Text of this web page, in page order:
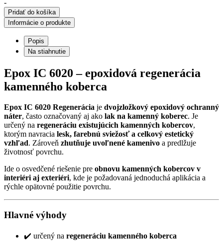
6020
spojivo
UV+
regeneráciu
kamenného
-
Pridať do košíka
Informácie o produkte
Popis
Na stiahnutie
Epox IC 6020 – epoxidová regenerácia
kamenného koberca
Epox IC 6020 Regenerácia je dvojzložkový epoxidový ochranný
náter, často označovaný aj ako lak na kamenný koberec. Je
určený na regeneráciu existujúcich kamenných kobercov,
ktorým navracia lesk, farebnú sviežosť a celkový estetický
vzhľad. Zároveň zhutňuje uvoľnené kamenivo a predlžuje
životnosť povrchu.
Ide o osvedčené riešenie pre obnovu kamenných kobercov v
interiéri aj exteriéri, kde je požadovaná jednoduchá aplikácia a
rýchle opätovné použitie povrchu.
Hlavné výhody
✔️ určený na regeneráciu kamenného koberca